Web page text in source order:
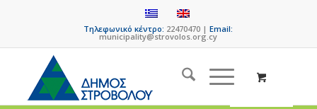
Τηλεφωνικό κέντρο: 22470470 |Email:
municipality@strovolos.org.cy